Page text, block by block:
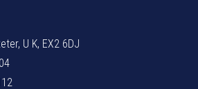
U K, EX2 6DJ